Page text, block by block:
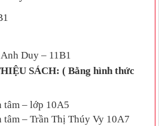
Duy – 11B1
SÁCH: ( Bằng hình thức
tâm – lớp 10A5
tâm – Trần Thị Thúy Vy 10A7